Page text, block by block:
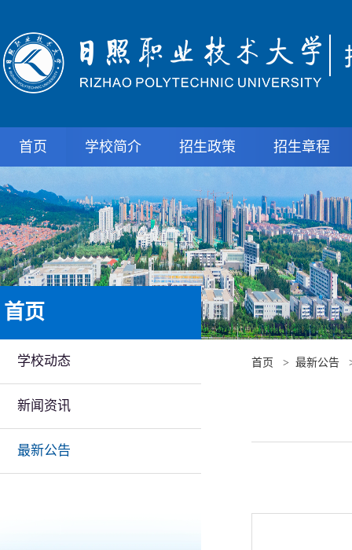
首页 学校简介 招生政策 招生章程
首页
学校动态
新闻资讯
最新公告
首页 > 最新公告